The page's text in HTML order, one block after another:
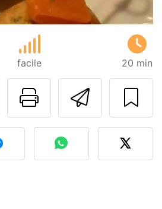
facile 20 min
Imprimer
Poser une
photo de